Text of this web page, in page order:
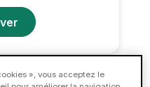
», vous acceptez le